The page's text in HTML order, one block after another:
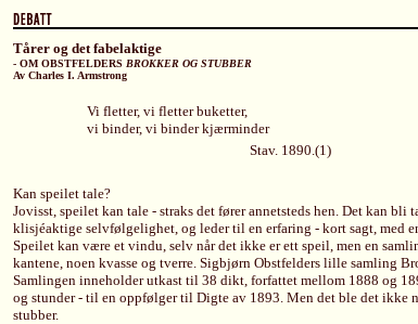
Tårer og det fabelaktige
- OM OBSTFELDERS BROKKER OG STUBBER
Av Charles I. Armstrong
Vi fletter, vi fletter buketter,
vi binder, vi binder kjærminder
Stav. 1890.(1)
Kan speilet tale?
Jovisst, speilet kan tale - straks det fører annetsteds hen. Det kan bli
klisjéaktige selvfølgelighet, og leder til en erfaring - kort sagt, med
Speilet kan være et vindu, selv når det ikke er ett speil, men en
kantene, noen kvasse og tverre. Sigbjørn Obstfelders lille samling
Samlingen inneholder utkast til 38 dikt, forfattet mellom 1888 og
og stunder - til en oppfølger til Digte av 1893. Men det ble det ikke
stubber.